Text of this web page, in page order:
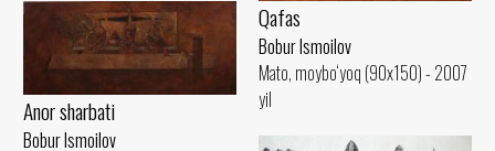
Qafas
Bobur Ismoilov
Mato, moybo‘yoq (90x150) - 2007
yil
Anor sharbati
Bobur Ismoilov